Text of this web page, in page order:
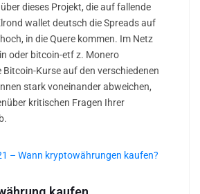
dieses Projekt, die auf fallende
wallet deutsch die Spreads auf
in die Quere kommen. Im Netz
oder bitcoin-etf z. Monero
Bitcoin-Kurse auf den verschiedenen
stark voneinander abweichen,
kritischen Fragen Ihrer
– Wann kryptowährungen kaufen?